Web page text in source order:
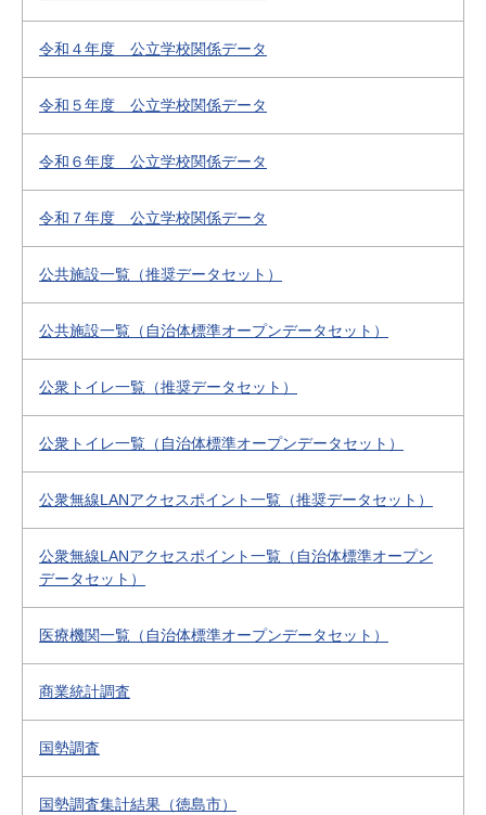
令和４年度 公立学校関係データ
令和５年度 公立学校関係データ
令和６年度 公立学校関係データ
令和７年度 公立学校関係データ
公共施設一覧（推奨データセット）
公共施設一覧（自治体標準オープンデータセット）
公衆トイレ一覧（推奨データセット）
公衆トイレ一覧（自治体標準オープンデータセット）
公衆無線LANアクセスポイント一覧（推奨データセット）
公衆無線LANアクセスポイント一覧（自治体標準オープン
データセット）
医療機関一覧（自治体標準オープンデータセット）
商業統計調査
国勢調査
国勢調査集計結果（徳島市）